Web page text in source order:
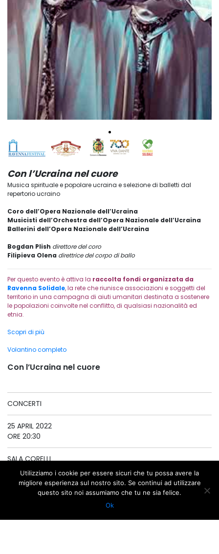
Con l’Ucraina nel cuore
Musica spirituale e popolare ucraina e selezione di balletti dal
repertorio ucraino
Coro dell’Opera Nazionale dell’Ucraina
Musicisti dell’Orchestra dell’Opera Nazionale dell’Ucraina
Ballerini dell’Opera Nazionale dell’Ucraina
Bogdan Plish direttore del coro
Filipieva Olena direttrice del corpo di ballo
Per questo evento è attiva la raccolta fondi organizzata da
Ravenna Solidale, la rete che riunisce associazioni e soggetti del
territorio in una campagna di aiuti umanitari destinata a sostenere
le popolazioni coinvolte nel conflitto, di qualsiasi nazionalità ed
etnia.
Scopri di più
Volantino completo
Con l’Ucraina nel cuore
CONCERTI
25 APRIL 2022
ORE 20:30
SALA CORELLI
INGRESSO LIBERO
CALENDAR
Utilizziamo i cookie per essere sicuri che tu possa avere la
migliore esperienza sul nostro sito. Se continui ad utilizzare
questo sito noi assumiamo che tu ne sia felice.
Ok